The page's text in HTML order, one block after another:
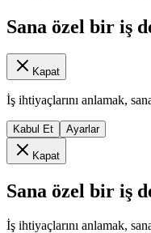
Sana özel bir iş
Kapat
İş ihtiyaçlarını anlamak,
Kabul Et Ayarlar
Kapat
Sana özel bir iş
İş ihtiyaçlarını anlamak,